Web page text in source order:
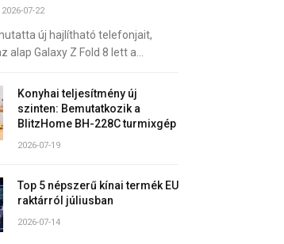
2026-07-22
új hajlítható telefonjait,
alap Galaxy Z Fold 8 lett a…
Konyhai teljesítmény új
szinten: Bemutatkozik a
BlitzHome BH-228C turmixgép
2026-07-19
Top 5 népszerű kínai termék EU
raktárról júliusban
2026-07-14